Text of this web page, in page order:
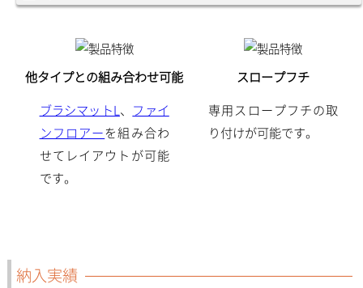
他タイプとの組み合わせ可能
ブラシマットL、 ファイ
ンフロアーを組み合わ
せてレイアウトが可能
です。
スロープフチ
専用スロープフチの取
り付けが可能です。
納入実績